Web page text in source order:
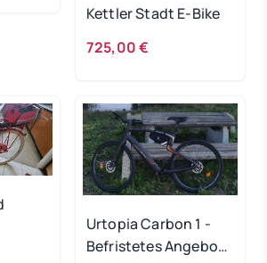
Kettler Stadt E-Bike
725,00 €
Urtopia Carbon 1 -
Befristetes Angebot